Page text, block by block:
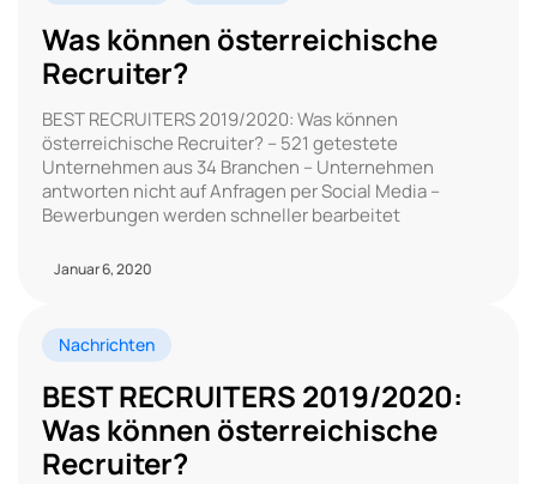
Was können österreichische
Recruiter?
BEST RECRUITERS 2019/2020: Was können
österreichische Recruiter? – 521 getestete
Unternehmen aus 34 Branchen – Unternehmen
antworten nicht auf Anfragen per Social Media –
Bewerbungen werden schneller bearbeitet
Januar 6, 2020
Nachrichten
BEST RECRUITERS 2019/2020:
Was können österreichische
Recruiter?